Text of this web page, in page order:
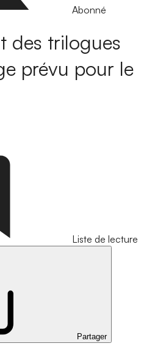
Abonné
des trilogues
prévu pour le
Liste de lecture
Partager